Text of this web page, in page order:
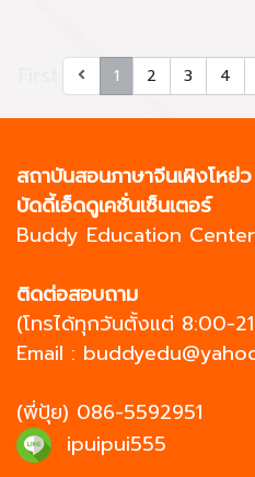
แบบเรียนภาษาจีนจากบทสนทนา
ระดับกลาง สามารถสื่อสาร
1 2 3 4
สถาบันสอนภาษาจีนเผิงโหย่ว
บัดดี้เอ็ดดูเคชั่นเซ็นเตอร์
Buddy Education Center
ติดต่อสอบถาม
(โทรได้ทุกวันตั้งแต่ 8:00-
Email :
(พี่ปุ้ย) 086-5592951
ipuipui555